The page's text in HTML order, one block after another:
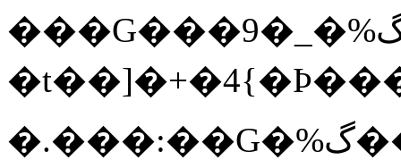
���G���9�_�%گ����W�(���U�������r�:w�n���?
�.���:��G�%گ����W�+���ӿ�u��kM��_�����ί��W�{����]����u¹?